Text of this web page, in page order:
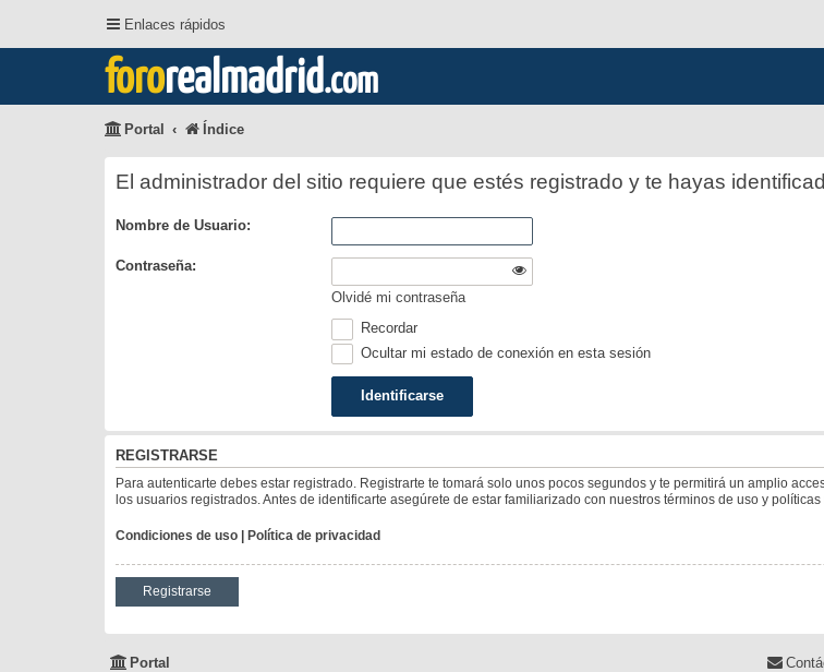
Enlaces rápidos
fororealmadrid.com
Portal Índice
El administrador del sitio requiere que estés registrado y te hayas
Nombre de Usuario:
Contraseña:
Olvidé mi contraseña
Recordar
Ocultar mi estado de conexión en esta sesión
REGISTRARSE
Para autenticarte debes estar registrado. Registrarte te tomará solo unos pocos segundos y te permitirá un amplio
los usuarios registrados. Antes de identificarte asegúrete de estar familiarizado con nuestros términos de uso y
Condiciones de uso | Política de privacidad
Registrarse
Portal